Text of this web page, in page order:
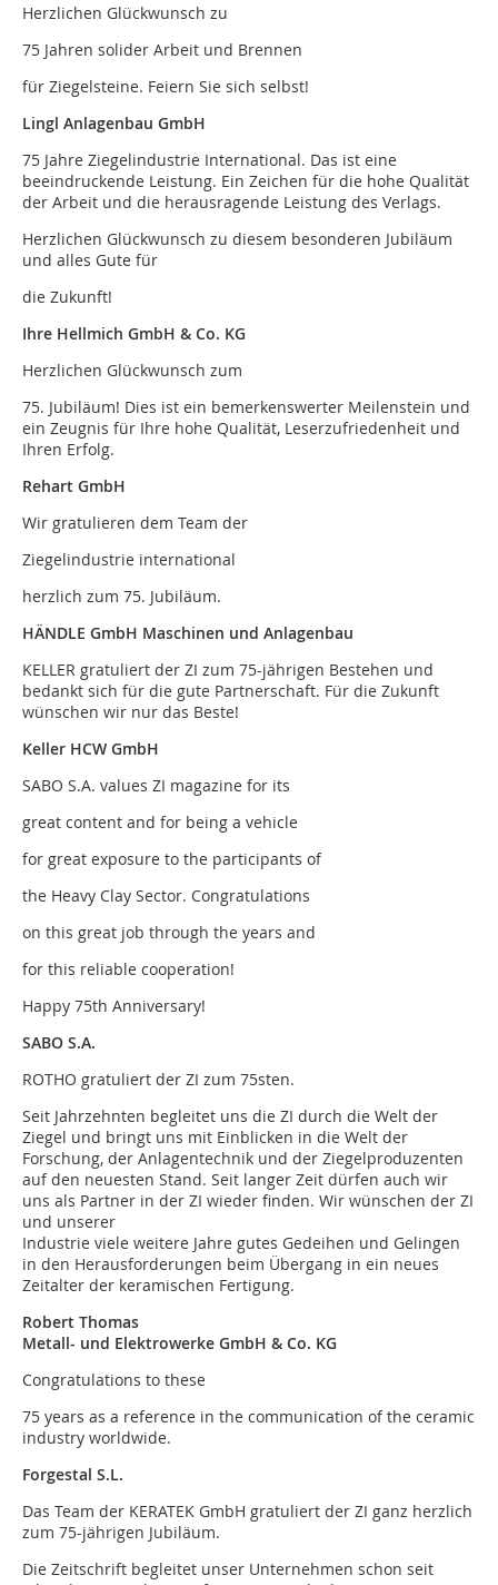
Herzlichen Glückwunsch zu
75 Jahren solider Arbeit und Brennen
für Ziegelsteine. Feiern Sie sich selbst!
Lingl Anlagenbau GmbH
75 Jahre Ziegelindustrie International. Das ist eine
beeindruckende Leistung. Ein Zeichen für die hohe Qualität
der Arbeit und die herausragende Leistung des Verlags.
Herzlichen Glückwunsch zu diesem besonderen Jubiläum
und alles Gute für
die Zukunft!
Ihre Hellmich GmbH & Co. KG
Herzlichen Glückwunsch zum
75. Jubiläum! Dies ist ein bemerkenswerter Meilenstein und
ein Zeugnis für Ihre hohe Qualität, Leserzufriedenheit und
Ihren Erfolg.
Rehart GmbH
Wir gratulieren dem Team der
Ziegelindustrie international
herzlich zum 75. Jubiläum.
HÄNDLE GmbH Maschinen und Anlagenbau
KELLER gratuliert der ZI zum 75-jährigen Bestehen und
bedankt sich für die gute Partnerschaft. Für die Zukunft
wünschen wir nur das Beste!
Keller HCW GmbH
SABO S.A. values ZI magazine for its
great content and for being a vehicle
for great exposure to the participants of
the Heavy Clay Sector. Congratulations
on this great job through the years and
for this reliable cooperation!
Happy 75th Anniversary!
SABO S.A.
ROTHO gratuliert der ZI zum 75sten.
Seit Jahrzehnten begleitet uns die ZI durch die Welt der
Ziegel und bringt uns mit Einblicken in die Welt der
Forschung, der Anlagentechnik und der Ziegelproduzenten
auf den neuesten Stand. Seit langer Zeit dürfen auch wir
uns als Partner in der ZI wieder finden. Wir wünschen der ZI
und unserer
Industrie viele weitere Jahre gutes Gedeihen und Gelingen
in den Herausforderungen beim Übergang in ein neues
Zeitalter der keramischen Fertigung.
Robert Thomas
Metall- und Elektrowerke GmbH & Co. KG
Congratulations to these
75 years as a reference in the communication of the ceramic
industry worldwide.
Forgestal S.L.
Das Team der KERATEK GmbH gratuliert der ZI ganz herzlich
zum 75-jährigen Jubiläum.
Die Zeitschrift begleitet unser Unternehmen schon seit